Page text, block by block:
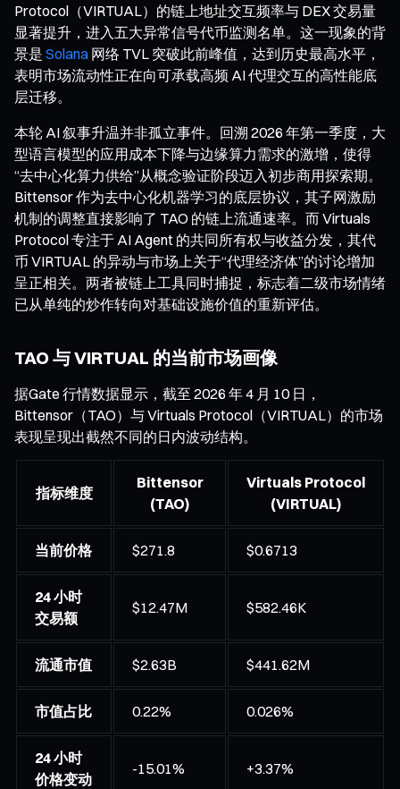
Protocol（VIRTUAL）的链上地址交互频率与 DEX 交易量
显著提升，进入五大异常信号代币监测名单。这一现象的背
景是 Solana 网络 TVL 突破此前峰值，达到历史最高水平，
表明市场流动性正在向可承载高频 AI 代理交互的高性能底
层迁移。
本轮 AI 叙事升温并非孤立事件。回溯 2026 年第一季度，大
型语言模型的应用成本下降与边缘算力需求的激增，使得
“去中心化算力供给”从概念验证阶段迈入初步商用探索期。
Bittensor 作为去中心化机器学习的底层协议，其子网激励
机制的调整直接影响了 TAO 的链上流通速率。而 Virtuals
Protocol 专注于 AI Agent 的共同所有权与收益分发，其代
币 VIRTUAL 的异动与市场上关于“代理经济体”的讨论增加
呈正相关。两者被链上工具同时捕捉，标志着二级市场情绪
已从单纯的炒作转向对基础设施价值的重新评估。
TAO 与 VIRTUAL 的当前市场画像
据Gate 行情数据显示，截至 2026 年 4 月 10 日，
Bittensor（TAO）与 Virtuals Protocol（VIRTUAL）的市场
表现呈现出截然不同的日内波动结构。
指标维度
Bittensor
(TAO)
Virtuals Protocol
(VIRTUAL)
当前价格 $271.8 $0.6713
24 小时
交易额
$12.47M $582.46K
流通市值 $2.63B $441.62M
市值占比 0.22% 0.026%
24 小时
价格变动
-15.01% +3.37%